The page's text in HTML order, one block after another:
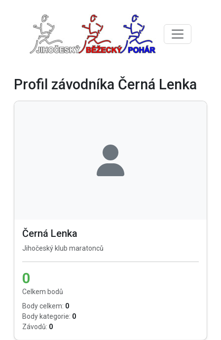
Profil závodníka Černá Lenka
Černá Lenka
Jihočeský klub maratonců
0
Celkem bodů
Body celkem: 0
Body kategorie: 0
Závodů: 0